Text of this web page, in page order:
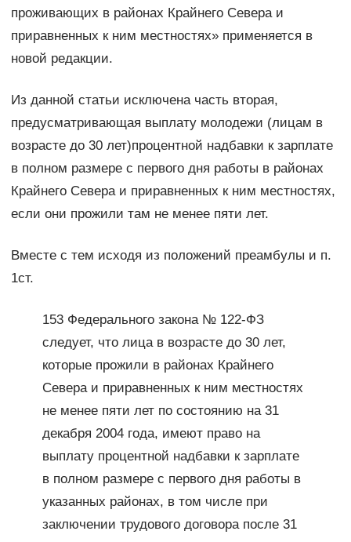
проживающих в районах Крайнего Севера и
приравненных к ним местностях» применяется в
новой редакции.
Из данной статьи исключена часть вторая,
предусматривающая выплату молодежи (лицам в
возрасте до 30 лет)процентной надбавки к зарплате
в полном размере с первого дня работы в районах
Крайнего Севера и приравненных к ним местностях,
если они прожили там не менее пяти лет.
Вместе с тем исходя из положений преамбулы и п.
1ст.
153 Федерального закона № 122-ФЗ
следует, что лица в возрасте до 30 лет,
которые прожили в районах Крайнего
Севера и приравненных к ним местностях
не менее пяти лет по состоянию на 31
декабря 2004 года, имеют право на
выплату процентной надбавки к зарплате
в полном размере с первого дня работы в
указанных районах, в том числе при
заключении трудового договора после 31